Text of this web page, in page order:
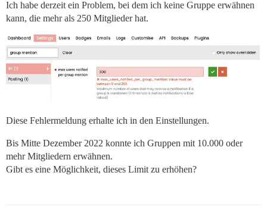
Ich habe derzeit ein Problem, bei dem ich keine Gruppe erwähnen
kann, die mehr als 250 Mitglieder hat.
Diese Fehlermeldung erhalte ich in den Einstellungen.
Bis Mitte Dezember 2022 konnte ich Gruppen mit 10.000 oder
mehr Mitgliedern erwähnen.
Gibt es eine Möglichkeit, dieses Limit zu erhöhen?